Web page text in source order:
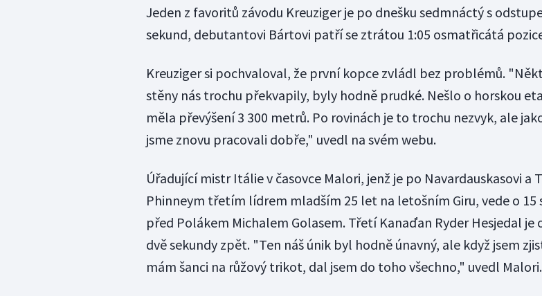
Jeden z favoritů závodu Kreuziger je po dnešku sedmnáctý s
sekund, debutantovi Bártovi patří se ztrátou 1:05 osmatřicátá
Kreuziger si pochvaloval, že první kopce zvládl bez problémů.
stěny nás trochu překvapily, byly hodně prudké. Nešlo o horskou
měla převýšení 3 300 metrů. Po rovinách je to trochu nezvyk, ale
jsme znovu pracovali dobře," uvedl na svém webu.
Úřadující mistr Itálie v časovce Malori, jenž je po Navardauskasovi a
Phinneym třetím lídrem mladším 25 let na letošním Giru, vede o 15
před Polákem Michalem Golasem. Třetí Kanaďan Ryder Hesjedal je
dvě sekundy zpět. "Ten náš únik byl hodně únavný, ale když jsem
mám šanci na růžový trikot, dal jsem do toho všechno," uvedl Malori.